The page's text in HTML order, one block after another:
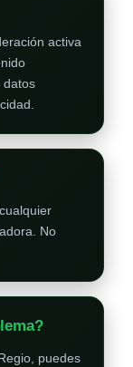
activa
datos
No
puedes